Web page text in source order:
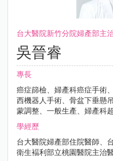
台大醫院新竹分院婦產部主
吳晉睿
專長
癌症篩檢、婦產科癌症手術
西機器人手術、骨盆下垂懸
蒙調整、一般生產、婦產科
學經歷
台大醫院婦產部住院醫師、
衛生褔利部立桃園醫院主治